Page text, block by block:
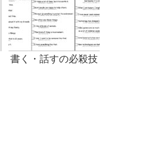
書く・話すの必殺技